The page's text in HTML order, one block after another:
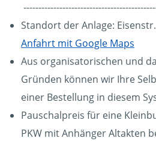
Standort der Anlage:
Anfahrt mit Google Maps
Aus organisatorischen und
Gründen können wir Ihre
einer Bestellung in diesem
Pauschalpreis für eine
PKW mit Anhänger Altakten